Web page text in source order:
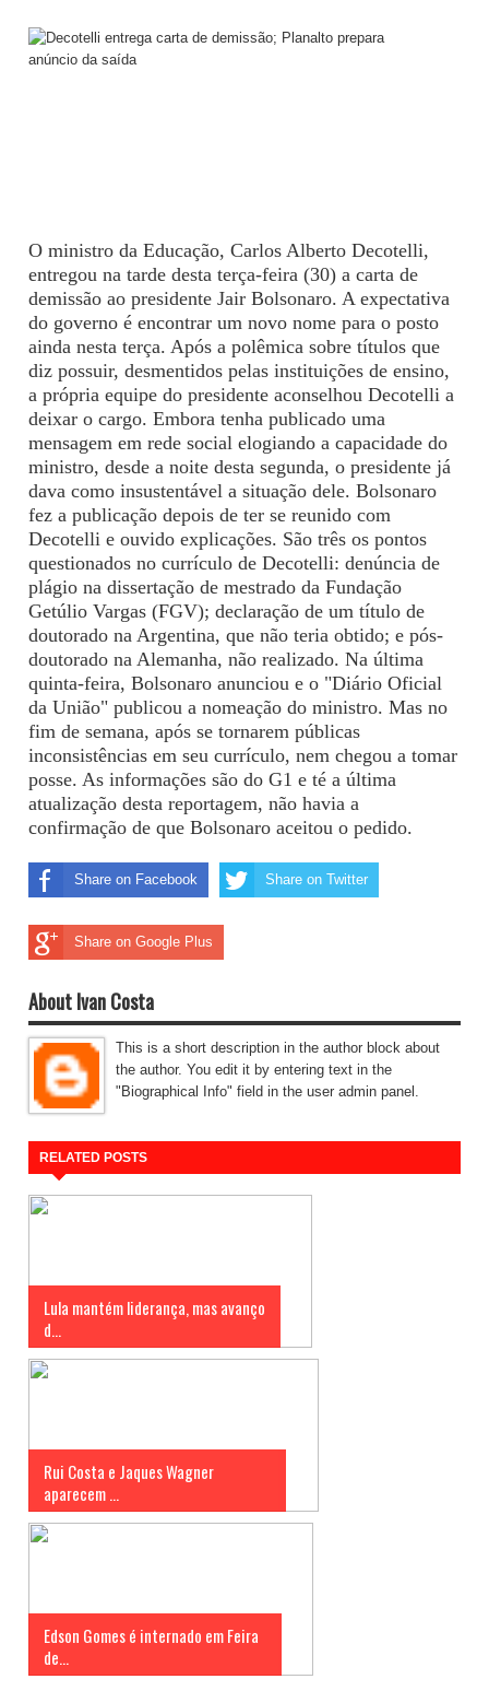
O ministro da Educação, Carlos Alberto Decotelli,
entregou na tarde desta terça-feira (30) a carta de
demissão ao presidente Jair Bolsonaro. A expectativa
do governo é encontrar um novo nome para o posto
ainda nesta terça. Após a polêmica sobre títulos que
diz possuir, desmentidos pelas instituições de ensino,
a própria equipe do presidente aconselhou Decotelli a
deixar o cargo. Embora tenha publicado uma
mensagem em rede social elogiando a capacidade do
ministro, desde a noite desta segunda, o presidente já
dava como insustentável a situação dele. Bolsonaro
fez a publicação depois de ter se reunido com
Decotelli e ouvido explicações. São três os pontos
questionados no currículo de Decotelli: denúncia de
plágio na dissertação de mestrado da Fundação
Getúlio Vargas (FGV); declaração de um título de
doutorado na Argentina, que não teria obtido; e pós-
doutorado na Alemanha, não realizado. Na última
quinta-feira, Bolsonaro anunciou e o "Diário Oficial
da União" publicou a nomeação do ministro. Mas no
fim de semana, após se tornarem públicas
inconsistências em seu currículo, nem chegou a tomar
posse. As informações são do G1 e té a última
atualização desta reportagem, não havia a
confirmação de que Bolsonaro aceitou o pedido.
Share on Facebook Share on Twitter
Share on Google Plus
About Ivan Costa
This is a short description in the author block about
the author. You edit it by entering text in the
"Biographical Info" field in the user admin panel.
RELATED POSTS
Lula mantém liderança, mas avanço
d...
Rui Costa e Jaques Wagner
aparecem ...
Edson Gomes é internado em Feira
de...